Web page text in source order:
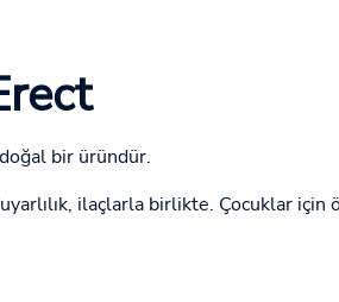
bir üründür.
ilaçlarla birlikte. Çocuklar için